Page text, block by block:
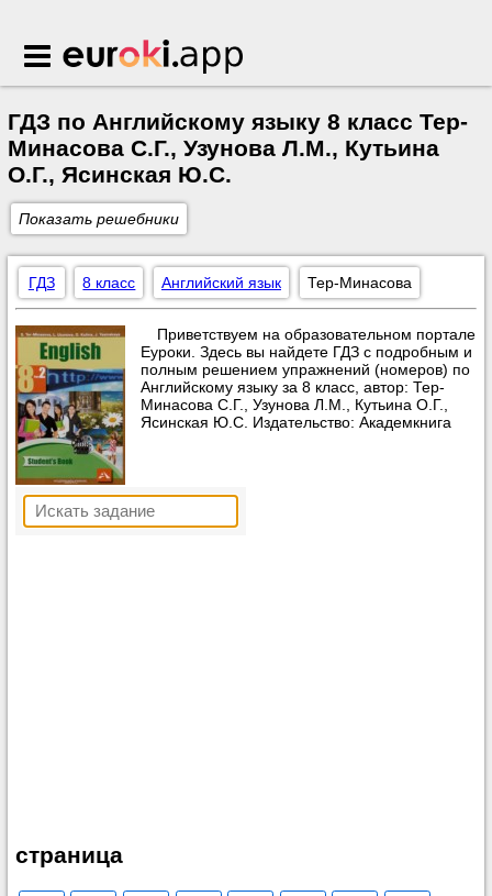
Euroki.app
ГДЗ по Английскому языку 8 класс Тер-
Минасова С.Г., Узунова Л.М., Кутьина
О.Г., Ясинская Ю.С.
Показать решебники
ГДЗ 8 класс Английский язык Тер-Минасова
Приветствуем на образовательном портале
Еуроки. Здесь вы найдете ГДЗ с подробным и
полным решением упражнений (номеров) по
Английскому языку за 8 класс, автор: Тер-
Минасова С.Г., Узунова Л.М., Кутьина О.Г.,
Ясинская Ю.С. Издательство: Академкнига
страница